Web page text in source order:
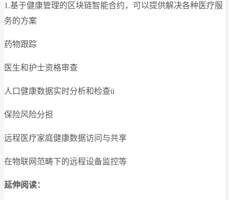
1.基于健康管理的区块链智能合约，可以提供解决各种医疗服
务的方案
药物跟踪
医生和护士资格审查
人口健康数据实时分析和检查ü
保险风险分担
远程医疗家庭健康数据访问与共享
在物联网范畴下的远程设备监控等
延伸阅读：